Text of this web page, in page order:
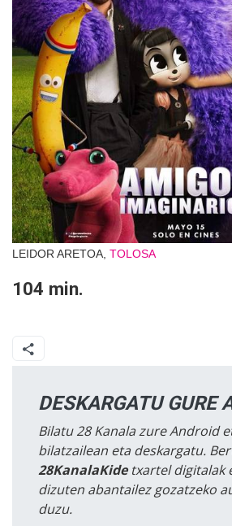
LEIDOR ARETOA, TOLOSA
104 min.
DESKARGATU GURE
Bilatu 28 Kanala zure Android
bilatzailean eta deskargatu.
28KanalaKidetxartel digitalak
dizuten abantailez gozatzeko
duzu.